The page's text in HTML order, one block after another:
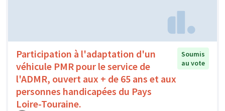
Participation à l'adaptation d'un
véhicule PMR pour le service de
l'ADMR, ouvert aux + de 65 ans et aux
personnes handicapées du Pays
Loire-Touraine.
Soumis
au vote